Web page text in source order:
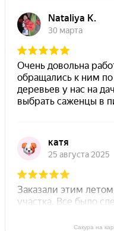
Сакура на